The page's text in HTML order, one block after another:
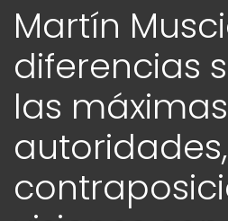
Martín
diferencias
las máximas
autoridades,